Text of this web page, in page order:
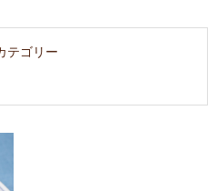
テゴリー